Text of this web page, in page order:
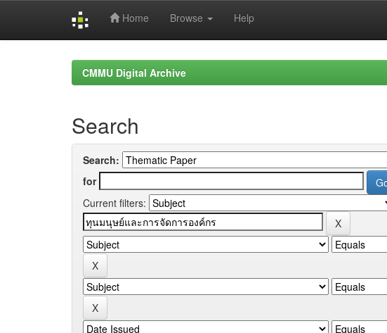
Home Browse Help
CMMU Digital Archive
Search
Search:
for
Current filters: